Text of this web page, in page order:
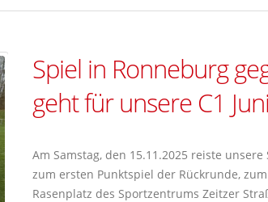
Spiel in Ronneburg
geht für unsere C1
Am Samstag, den 15.11.2025 reiste unsere
zum ersten Punktspiel der Rückrunde,
Rasenplatz des Sportzentrums Zeitzer